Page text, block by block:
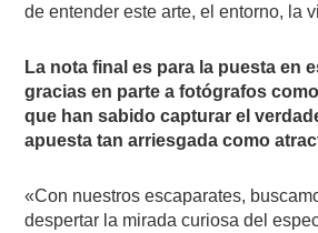
de entender este arte, el entorno, la
La nota final es para la puesta en
gracias en parte a fotógrafos
que han sabido capturar el
apuesta tan arriesgada como
«Con nuestros escaparates,
despertar la mirada curiosa del